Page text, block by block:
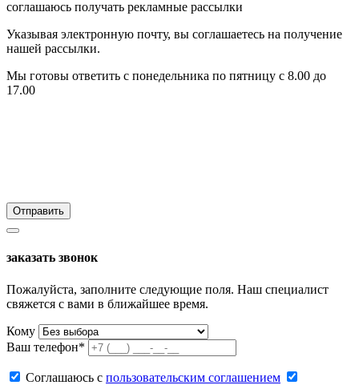
соглашаюсь получать рекламные рассылки
Указывая электронную почту, вы соглашаетесь на получение
нашей рассылки.
Мы готовы ответить с понедельника по пятницу с 8.00 до
17.00
заказать звонок
Пожалуйста, заполните следующие поля. Наш специалист
свяжется с вами в ближайшее время.
Кому
Ваш телефон*
Соглашаюсь c пользовательским соглашением